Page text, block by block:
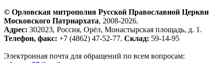
© Орловская митрополия Русской Православной Церкви
Московского Патриархата, 2008-2026.
Адрес: 302023, Россия, Орёл, Монастырская площадь, д. 1.
Телефон, факс: +7 (4862) 47-52-77. Склад: 59-14-95
Электронная почта для обращений по всем вопросам: